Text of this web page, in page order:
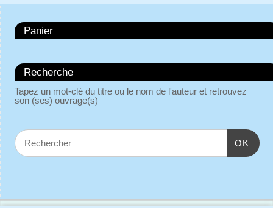
Panier
Recherche
Tapez un mot-clé du titre ou le nom de l'auteur et retrouvez
son (ses) ouvrage(s)
OK